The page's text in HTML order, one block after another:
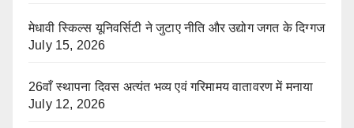
मेधावी स्किल्स यूनिवर्सिटी ने जुटाए नीति और उद्योग जगत के दिग्गज
July 15, 2026
26वाँ स्थापना दिवस अत्यंत भव्य एवं गरिमामय वातावरण में मनाया
July 12, 2026